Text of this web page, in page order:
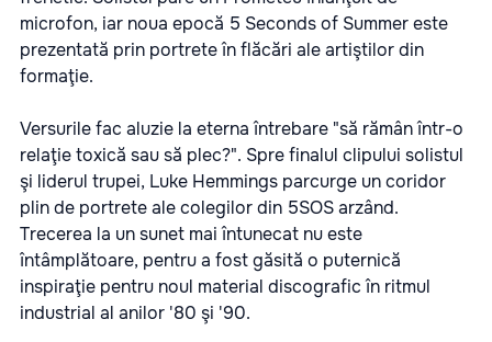
microfon, iar noua epocă 5 Seconds of Summer este
prezentată prin portrete în flăcări ale artiştilor din
formaţie.
Versurile fac aluzie la eterna întrebare "să rămân într-o
relaţie toxică sau să plec?". Spre finalul clipului solistul
şi liderul trupei, Luke Hemmings parcurge un coridor
plin de portrete ale colegilor din 5SOS arzând.
Trecerea la un sunet mai întunecat nu este
întâmplătoare, pentru a fost găsită o puternică
inspiraţie pentru noul material discografic în ritmul
industrial al anilor '80 şi '90.